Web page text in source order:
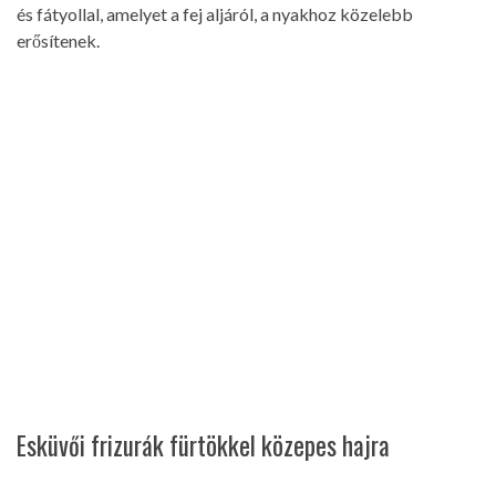
és fátyollal, amelyet a fej aljáról, a nyakhoz közelebb
erősítenek.
Esküvői frizurák fürtökkel közepes hajra